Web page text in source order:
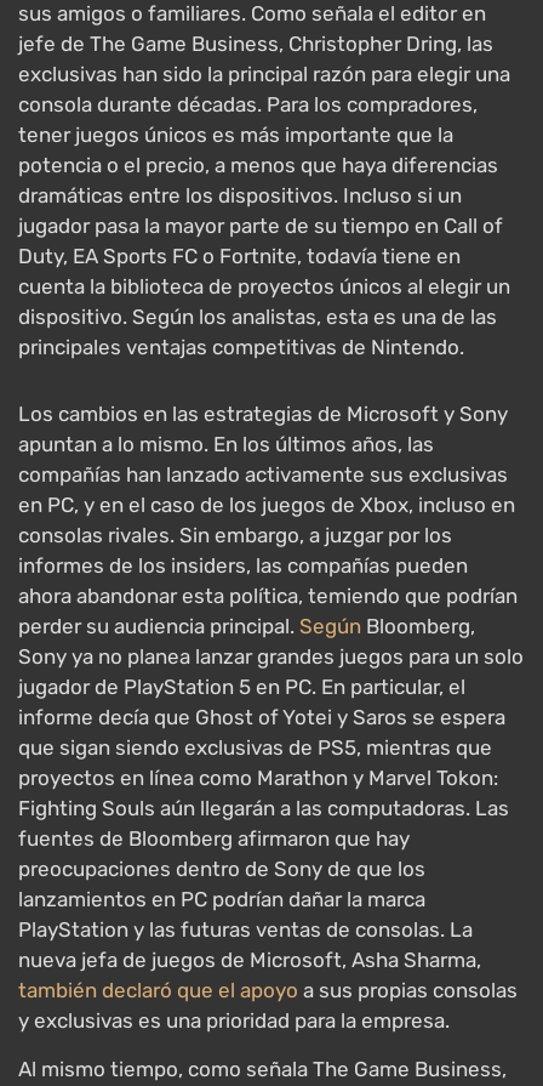
sus amigos o familiares. Como señala el editor en
jefe de The Game Business, Christopher Dring, las
exclusivas han sido la principal razón para elegir una
consola durante décadas. Para los compradores,
tener juegos únicos es más importante que la
potencia o el precio, a menos que haya diferencias
dramáticas entre los dispositivos. Incluso si un
jugador pasa la mayor parte de su tiempo en Call of
Duty, EA Sports FC o Fortnite, todavía tiene en
cuenta la biblioteca de proyectos únicos al elegir un
dispositivo. Según los analistas, esta es una de las
principales ventajas competitivas de Nintendo.
Los cambios en las estrategias de Microsoft y Sony
apuntan a lo mismo. En los últimos años, las
compañías han lanzado activamente sus exclusivas
en PC, y en el caso de los juegos de Xbox, incluso en
consolas rivales. Sin embargo, a juzgar por los
informes de los insiders, las compañías pueden
ahora abandonar esta política, temiendo que podrían
perder su audiencia principal. Según Bloomberg,
Sony ya no planea lanzar grandes juegos para un solo
jugador de PlayStation 5 en PC. En particular, el
informe decía que Ghost of Yotei y Saros se espera
que sigan siendo exclusivas de PS5, mientras que
proyectos en línea como Marathon y Marvel Tokon:
Fighting Souls aún llegarán a las computadoras. Las
fuentes de Bloomberg afirmaron que hay
preocupaciones dentro de Sony de que los
lanzamientos en PC podrían dañar la marca
PlayStation y las futuras ventas de consolas. La
nueva jefa de juegos de Microsoft, Asha Sharma,
también declaró que el apoyo a sus propias consolas
y exclusivas es una prioridad para la empresa.
Al mismo tiempo, como señala The Game Business,